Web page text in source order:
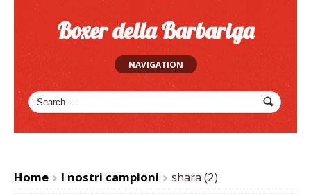
Boxer della Barbariga
NAVIGATION
Home
>
I nostri campioni
>
shara (2)